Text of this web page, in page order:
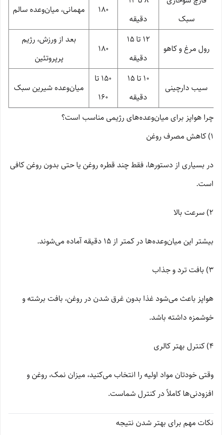
سبک
دقیقه
180 مهمانی، میان‌وعده سالم
رول مرغ و کاهو
12 تا 15
دقیقه
180
بعد از ورزش، رژیم
پرپروتئین
سیب دارچینی
10 تا 15
دقیقه
150 تا
160
میان‌وعده شیرین سبک
چرا هواپز برای میان‌وعده‌های رژیمی مناسب است؟
1) کاهش مصرف روغن
در بسیاری از دستورها، فقط چند قطره روغن یا حتی بدون روغن کافی
است.
2) سرعت بالا
بیشتر این میان‌وعده‌ها در کمتر از ۱۵ دقیقه آماده می‌شوند.
3) بافت ترد و جذاب
هواپز باعث می‌شود غذا بدون غرق شدن در روغن، بافت برشته و
خوشمزه داشته باشد.
4) کنترل بهتر کالری
وقتی خودتان مواد اولیه را انتخاب می‌کنید، میزان نمک، روغن و
افزودنی‌ها کاملاً در کنترل شماست.
نکات مهم برای بهتر شدن نتیجه